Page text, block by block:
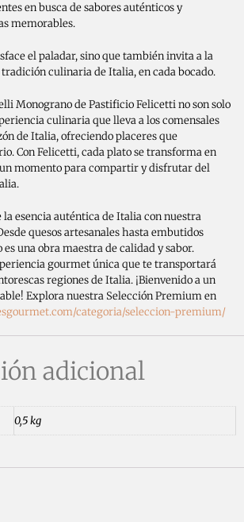
en busca de sabores auténticos y
memorables.
el paladar, sino que también invita a la
culinaria de Italia, en cada bocado.
Monograno de Pastificio Felicetti no son solo
culinaria que lleva a los comensales
de Italia, ofreciendo placeres que
Con Felicetti, cada plato se transforma en
un momento para compartir y disfrutar del
esencia auténtica de Italia con nuestra
quesos artesanales hasta embutidos
una obra maestra de calidad y sabor.
gourmet única que te transportará
regiones de Italia. ¡Bienvenido a un
Explora nuestra Selección Premium en
categoria/seleccion-premium/
adicional
0,5 kg